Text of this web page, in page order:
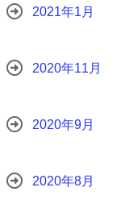
2021年1月
2020年11月
2020年9月
2020年8月